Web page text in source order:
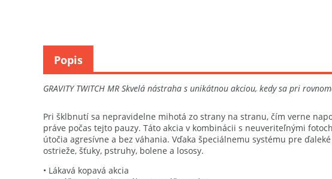
GRAVITY TWITCH MR Skvelá nástraha s unikátnou akciou, kedy sa pri
Pri šklbnutí sa nepravidelne mihotá zo strany na stranu, čím verne
práve počas tejto pauzy. Táto akcia v kombinácii s neuveriteľnými
útočia agresívne a bez váhania. Vďaka špeciálnemu systému pre
ostrieže, šťuky, pstruhy, bolene a lososy.
• Lákavá kopavá akcia
Popis